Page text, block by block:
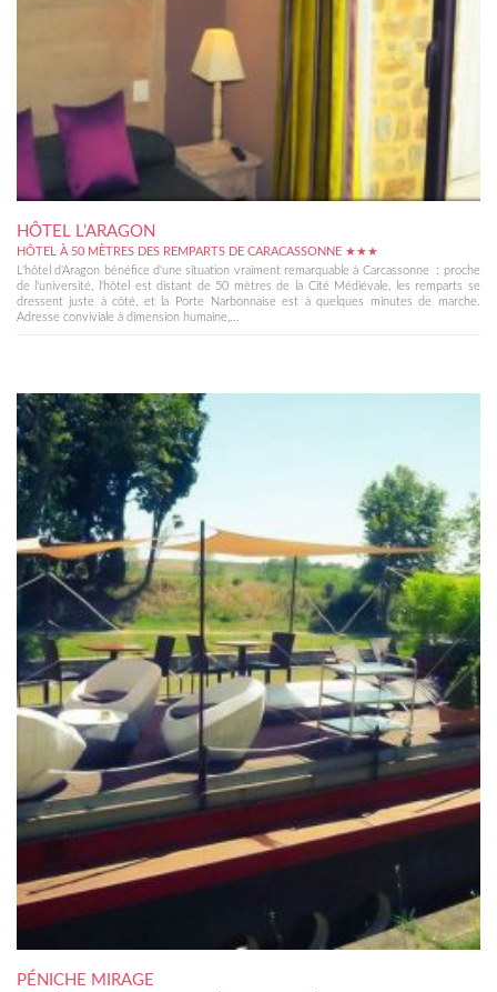
HÔTEL L’ARAGON
HÔTEL À 50 MÈTRES DES REMPARTS DE CARACASSONNE ★★★
L'hôtel d'Aragon bénéfice d'une situation vraiment remarquable à Carcassonne : proche
de l'université, l'hôtel est distant de 50 mètres de la Cité Médiévale, les remparts se
dressent juste à côté, et la Porte Narbonnaise est à quelques minutes de marche.
Adresse conviviale à dimension humaine,...
PÉNICHE MIRAGE